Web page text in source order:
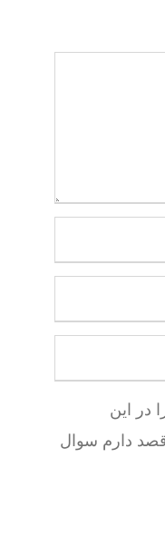
در این
دارم سوال